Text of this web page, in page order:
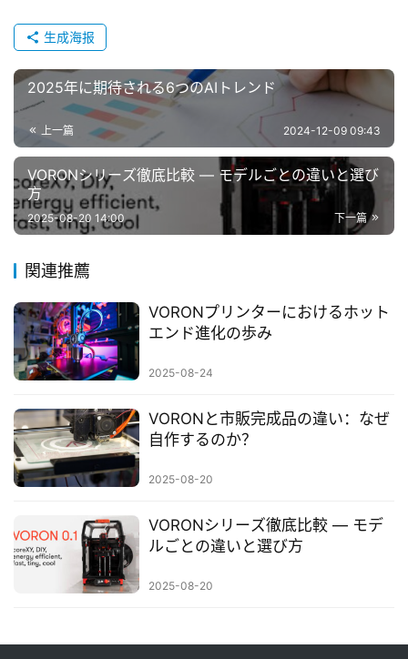
生成海报
2025年に期待される6つのAIトレンド
上一篇 2024-12-09 09:43
VORONシリーズ徹底比較 ― モデルごとの違いと選び
方
下一篇
2025-08-20 14:00
関連推薦
VORONプリンターにおけるホット
エンド進化の歩み
2025-08-24
VORONと市販完成品の違い：なぜ
自作するのか？
2025-08-20
VORONシリーズ徹底比較 ― モデ
ルごとの違いと選び方
2025-08-20